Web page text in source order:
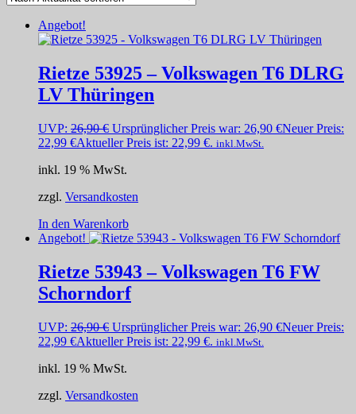
Angebot!
Rietze 53925 – Volkswagen T6 DLRG
LV Thüringen
UVP: 26,90€ Ursprünglicher Preis war: 26,90 €Neuer Preis:
22,99 €Aktueller Preis ist: 22,99 €. inkl.MwSt.
inkl. 19 % MwSt.
zzgl. Versandkosten
In den Warenkorb
Angebot!
Rietze 53943 – Volkswagen T6 FW
Schorndorf
UVP: 26,90€ Ursprünglicher Preis war: 26,90 €Neuer Preis:
22,99 €Aktueller Preis ist: 22,99 €. inkl.MwSt.
inkl. 19 % MwSt.
zzgl. Versandkosten